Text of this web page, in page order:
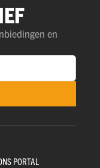
en
PORTAL